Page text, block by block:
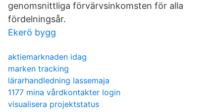
genomsnittliga förvärvsinkomsten för alla
fördelningsår.
Ekerö bygg
aktiemarknaden idag
marken tracking
lärarhandledning lassemaja
1177 mina vårdkontakter login
visualisera projektstatus